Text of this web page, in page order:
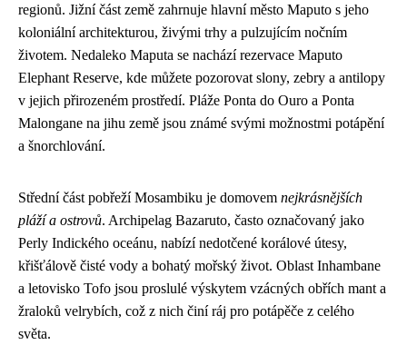
regionů. Jižní část země zahrnuje hlavní město Maputo s jeho
koloniální architekturou, živými trhy a pulzujícím nočním
životem. Nedaleko Maputa se nachází rezervace Maputo
Elephant Reserve, kde můžete pozorovat slony, zebry a antilopy
v jejich přirozeném prostředí. Pláže Ponta do Ouro a Ponta
Malongane na jihu země jsou známé svými možnostmi potápění
a šnorchlování.
Střední část pobřeží Mosambiku je domovem nejkrásnějších
pláží a ostrovů. Archipelag Bazaruto, často označovaný jako
Perly Indického oceánu, nabízí nedotčené korálové útesy,
křišťálově čisté vody a bohatý mořský život. Oblast Inhambane
a letovisko Tofo jsou proslulé výskytem vzácných obřích mant a
žraloků velrybích, což z nich činí ráj pro potápěče z celého
světa.